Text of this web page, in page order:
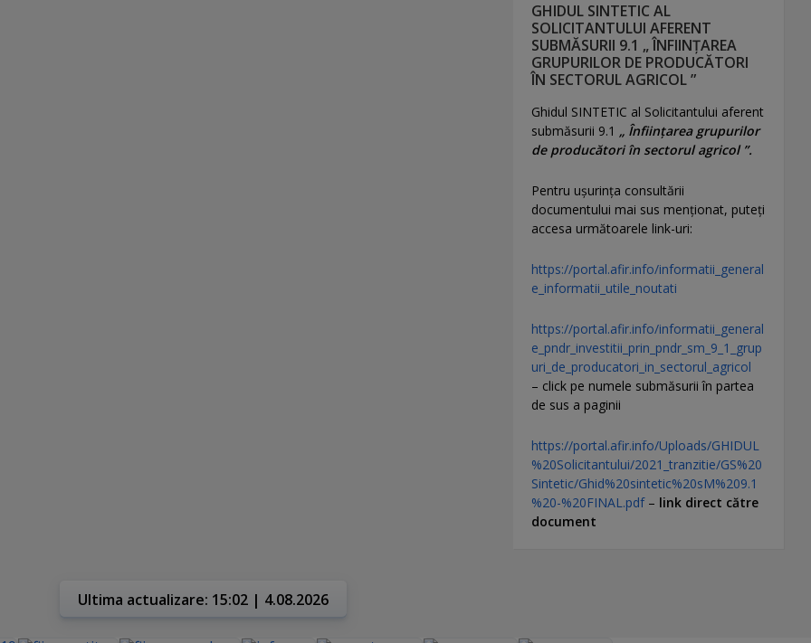
GHIDUL SINTETIC AL
SOLICITANTULUI AFERENT
SUBMĂSURII 9.1 „ ÎNFIINȚAREA
GRUPURILOR DE PRODUCĂTORI
ÎN SECTORUL AGRICOL ”
Ghidul SINTETIC al Solicitantului aferent
submăsurii 9.1 „ Înființarea grupurilor
de producători în sectorul agricol ”.
Pentru uşurinţa consultării
documentului mai sus menţionat, puteţi
accesa următoarele link-uri:
https://portal.afir.info/informatii_general
e_informatii_utile_noutati
https://portal.afir.info/informatii_general
e_pndr_investitii_prin_pndr_sm_9_1_grup
uri_de_producatori_in_sectorul_agricol
– click pe numele submăsurii în partea
de sus a paginii
https://portal.afir.info/Uploads/GHIDUL
%20Solicitantului/2021_tranzitie/GS%20
Sintetic/Ghid%20sintetic%20sM%209.1
%20-%20FINAL.pdf– link direct către
document
Ultima actualizare: 15:02 | 4.08.2026